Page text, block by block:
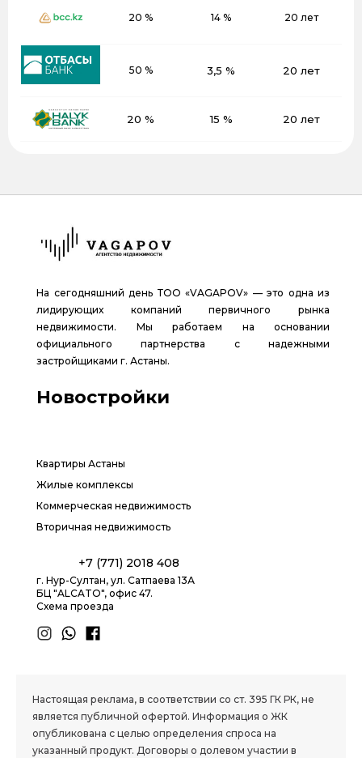
20 % 14 % 20 лет
50 % 3,5 % 20 лет
20 % 15 % 20 лет
На сегодняшний день ТОО «VAGAPOV» — это одна из
лидирующих компаний первичного рынка
недвижимости. Мы работаем на основании
официального партнерства с надежными
застройщиками г. Астаны.
Новостройки
Квартиры Астаны
Жилые комплексы
Коммерческая недвижимость
Вторичная недвижимость
+7 (771) 2018 408
г. Нур-Султан, ул. Сатпаева 13А
БЦ "ALCATO", офис 47.
Схема проезда
Настоящая реклама, в соответствии со ст. 395 ГК РК, не
является публичной офертой. Информация о ЖК
опубликована с целью определения спроса на
указанный продукт. Договоры о долевом участии в